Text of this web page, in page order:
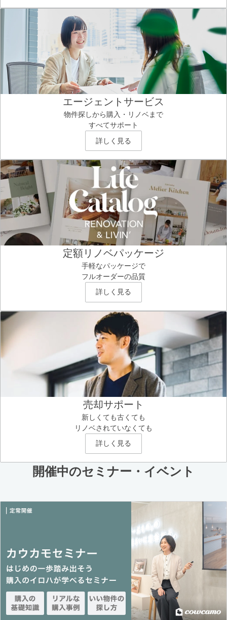
エージェントサービス
物件探しから購入・リノベまで
すべてサポート
詳しく見る
定額リノベパッケージ
手軽なパッケージで
フルオーダーの品質
詳しく見る
売却サポート
新しくても古くても
リノベされていなくても
詳しく見る
開催中のセミナー・イベント